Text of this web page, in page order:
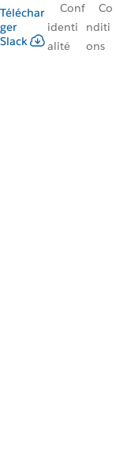
Téléchar
ger
Slack
Conf
identi
alité
Co
nditi
ons